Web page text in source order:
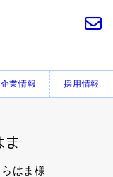
企業情報 採用情報
ま
はま様